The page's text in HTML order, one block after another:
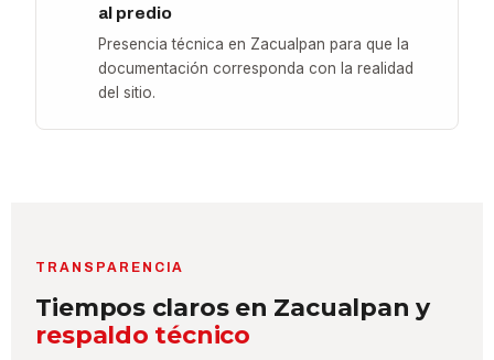
al predio
Presencia técnica en Zacualpan para que la
documentación corresponda con la realidad
del sitio.
TRANSPARENCIA
Tiempos claros en Zacualpan y
respaldo técnico